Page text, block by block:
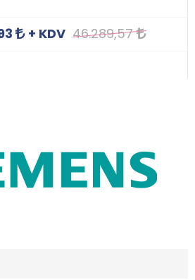
+ KDV 46.289,57